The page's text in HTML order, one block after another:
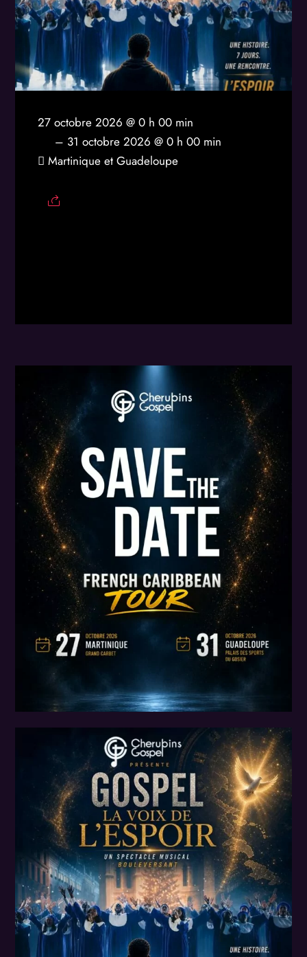
27 octobre 2026 @ 0 h 00 min
– 31 octobre 2026 @ 0 h 00 min
Martinique et Guadeloupe